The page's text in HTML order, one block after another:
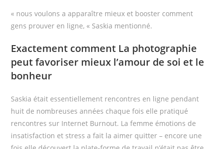
« nous voulons a apparaître mieux et booster comment
gens prouver en ligne, « Saskia mentionné.
Exactement comment La photographie
peut favoriser mieux l’amour de soi et le
bonheur
Saskia était essentiellement rencontres en ligne pendant
huit de nombreuses années chaque fois elle pratiqué
rencontres sur Internet Burnout. La femme émotions de
insatisfaction et stress a fait la aimer quitter – encore une